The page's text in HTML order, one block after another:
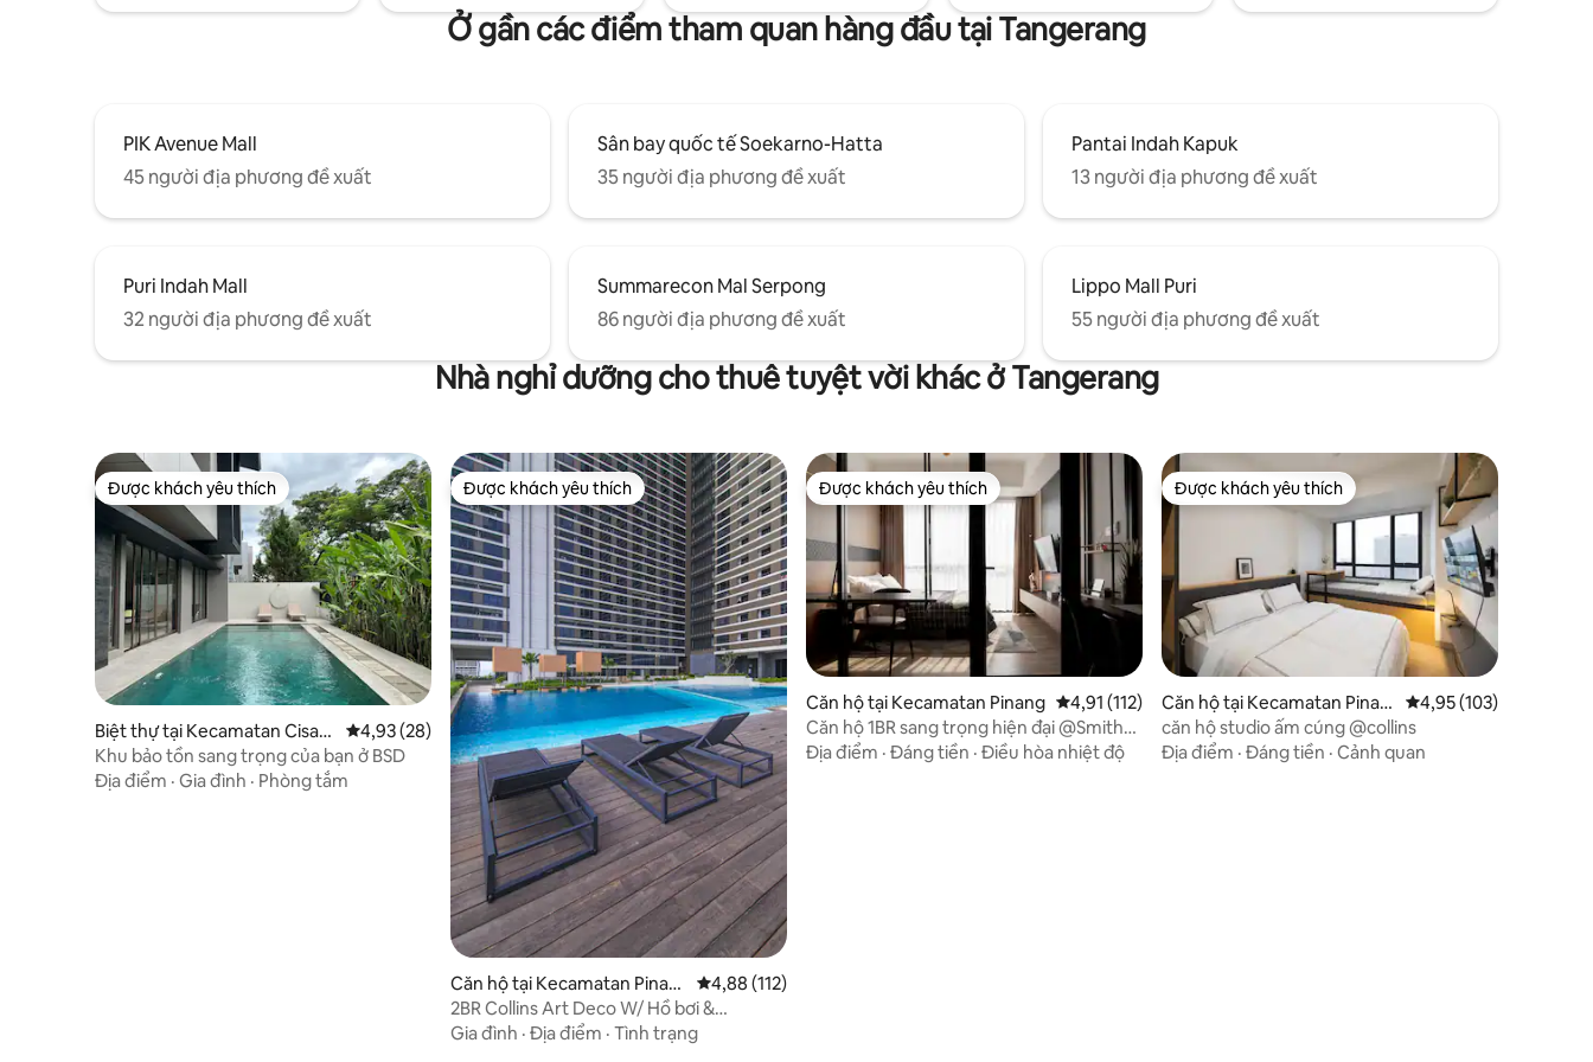
Ở gần các điểm tham quan hàng đầu tại Tangerang
PIK Avenue Mall
45 người địa phương đề xuất
Sân bay quốc tế Soekarno-Hatta
35 người địa phương đề xuất
Pantai Indah Kapuk
13 người địa phương đề xuất
Puri Indah Mall
32 người địa phương đề xuất
Summarecon Mal Serpong
86 người địa phương đề xuất
Lippo Mall Puri
55 người địa phương đề xuất
Nhà nghỉ dưỡng cho thuê tuyệt vời khác ở Tangerang
Được khách yêu thích
Được khách yêu thích
Biệt thự tại Kecamatan Cisau
k
Xếp hạng trung bình 4,93/5, 28 đánh giá
4,93 (28)
Khu bảo tồn sang trọng của bạn ở BSD
Địa điểm · Gia đình · Phòng tắm
Được khách yêu thích
Được khách yêu thích
Căn hộ tại Kecamatan Pinan
g
Xếp hạng trung bình 4,88/5, 112 đánh giá
4,88 (112)
2BR Collins Art Deco W/ Hồ bơi &
Playstation 5
Gia đình · Địa điểm · Tình trạng
Được khách yêu thích
Được khách yêu thích
Căn hộ tại Kecamatan Pinang Xếp hạng trung bình 4,91/5, 112 đánh giá
4,91 (112)
Căn hộ 1BR sang trọng hiện đại @Smith
Alam sutera
Địa điểm · Đáng tiền · Điều hòa nhiệt độ
Được khách yêu thích
Được khách yêu thích
Căn hộ tại Kecamatan Pinan
g
Xếp hạng trung bình
4,95 (103)
căn hộ studio ấm cúng @collins
Địa điểm · Đáng tiền · Cảnh quan